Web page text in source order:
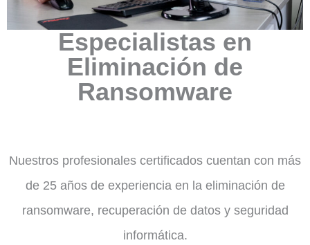
Especialistas en
Eliminación de
Ransomware
Nuestros profesionales certificados cuentan con más
de 25 años de experiencia en la eliminación de
ransomware, recuperación de datos y seguridad
informática.